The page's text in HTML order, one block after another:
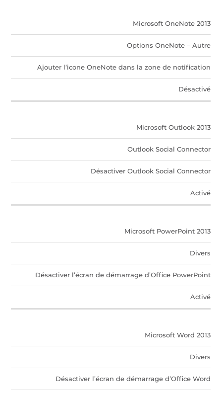
Microsoft OneNote 2013
Options OneNote – Autre
Ajouter l’icone OneNote dans la zone de notification
Désactivé
Microsoft Outlook 2013
Outlook Social Connector
Désactiver Outlook Social Connector
Activé
Microsoft PowerPoint 2013
Divers
Désactiver l’écran de démarrage d’Office PowerPoint
Activé
Microsoft Word 2013
Divers
Désactiver l’écran de démarrage d’Office Word